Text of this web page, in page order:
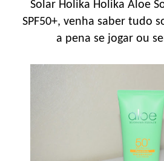
Solar Holika Holika Aloe
SPF50+, venha saber tudo
a pena se jogar ou